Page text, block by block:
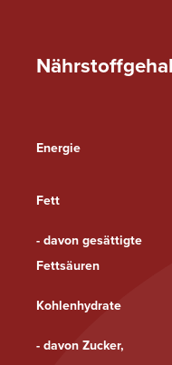
Energie
Fett
- davon gesättigte
Fettsäuren
Kohlenhydrate
- davon Zucker,